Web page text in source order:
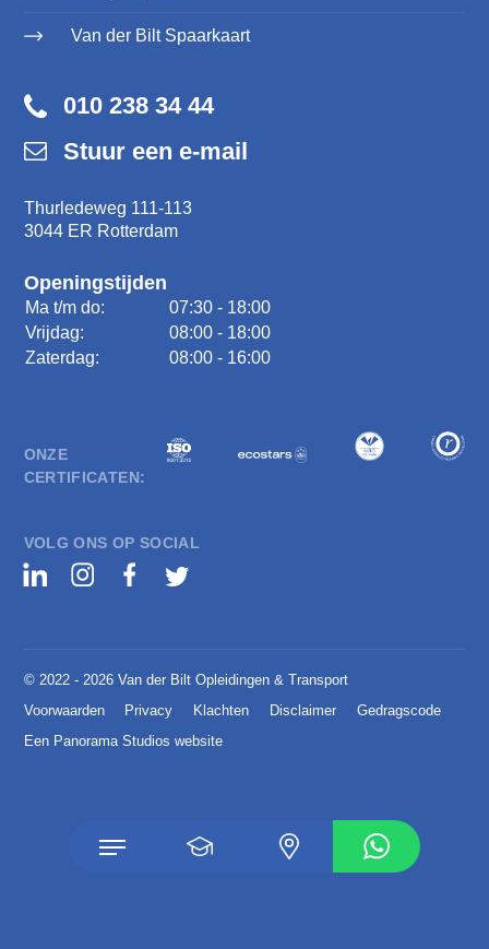
Van der Bilt Spaarkaart
010 238 34 44
Stuur een e-mail
Thurledeweg 111-113
3044 ER Rotterdam
Openingstijden
Ma t/m do:
07:30 - 18:00
Vrijdag:
08:00 - 18:00
Zaterdag:
08:00 - 16:00
ONZE
CERTIFICATEN:
VOLG ONS OP SOCIAL
© 2022 - 2026 Van der Bilt Opleidingen & Transport
Voorwaarden
Privacy Klachten Disclaimer
Gedragscode
Een Panorama Studios website